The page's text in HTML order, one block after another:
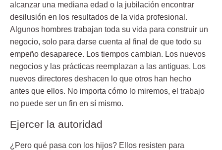
alcanzar una mediana edad o la jubilación encontrar
desilusión en los resultados de la vida profesional.
Algunos hombres trabajan toda su vida para construir un
negocio, solo para darse cuenta al final de que todo su
empeño desaparece. Los tiempos cambian. Los nuevos
negocios y las prácticas reemplazan a las antiguas. Los
nuevos directores deshacen lo que otros han hecho
antes que ellos. No importa cómo lo miremos, el trabajo
no puede ser un fin en sí mismo.
Ejercer la autoridad
¿Pero qué pasa con los hijos? Ellos resisten para